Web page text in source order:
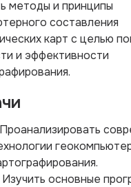
методы и принципы
составления
карт с целью
и эффективности
Проанализировать
Изучить основные